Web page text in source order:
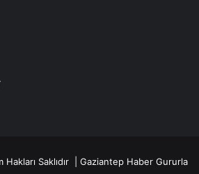
Saklıdır | Gaziantep HaberGururla